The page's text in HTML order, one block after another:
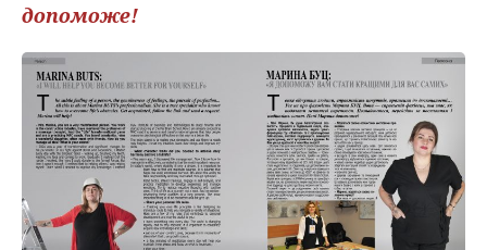
допоможе!